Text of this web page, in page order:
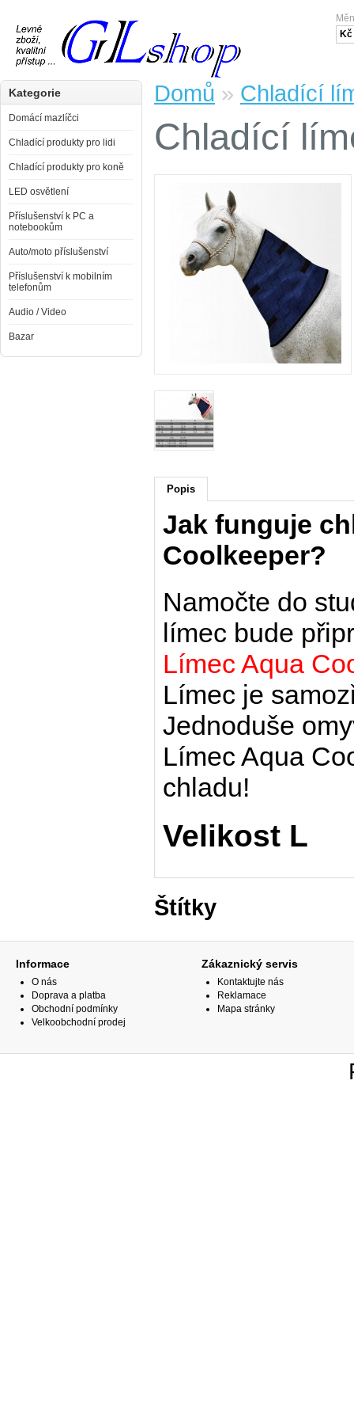
Kč
Kategorie
Domácí mazlíčci
Chladící produkty pro lidi
Chladící produkty pro koně
LED osvětlení
Příslušenství k PC a
notebookům
Auto/moto příslušenství
Příslušenství k mobilním
telefonům
Audio / Video
Bazar
Domů » Chladící
Chladící
Popis
Jak funguje
Coolkeeper?
Namočte do
límec bude
Límec Aqua
Límec je
Jednoduše
Límec Aqua
chladu!
Velikost L
Štítky
Informace
O nás
Doprava a platba
Obchodní podmínky
Velkoobchodní prodej
Zákaznický servis
Kontaktujte nás
Reklamace
Mapa stránky